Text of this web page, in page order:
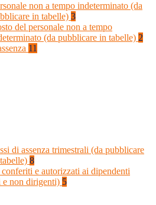
non a tempo indeterminato (da
in tabelle) 3
del personale non a tempo
(da pubblicare in tabelle) 2
11
di assenza trimestrali (da pubblicare
8
e autorizzati ai dipendenti
e non dirigenti) 5